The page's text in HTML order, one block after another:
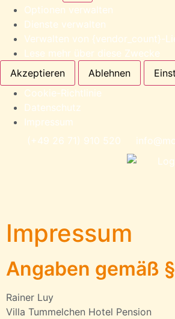
Optionen verwalten
Dienste verwalten
Verwalten von {vendor_count}-
Lese mehr über diese Zwecke
Akzeptieren
Ablehnen
Cookie-Richtlinie
Datenschutz
Impressum
(+49 26 71) 910 520
Impressum
Angaben gemäß
Rainer Luy
Villa Tummelchen Hotel Pension